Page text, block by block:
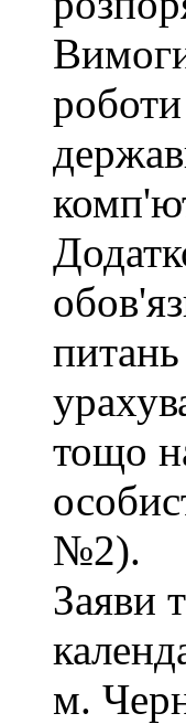
роботи
питань
тощо
№2).
Заяви
м.